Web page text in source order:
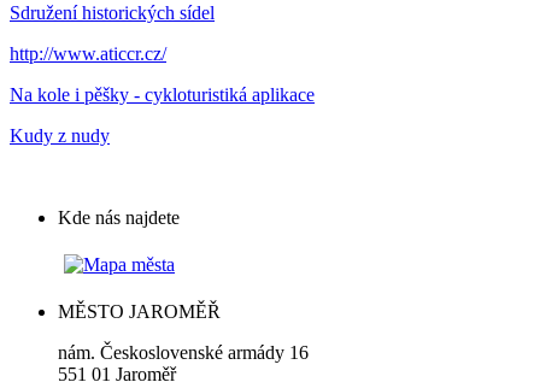
Sdružení historických sídel
http://www.aticcr.cz/
Na kole i pěšky - cykloturistiká aplikace
Kudy z nudy
Kde nás najdete
MĚSTO JAROMĚŘ
nám. Československé armády 16
551 01 Jaroměř